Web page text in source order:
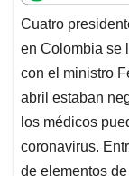
t
s
A
p
p
e
b
o
o
k
Cuatro
en Colombia se
con el ministro
abril estaban
los médicos
coronavirus.
de elementos